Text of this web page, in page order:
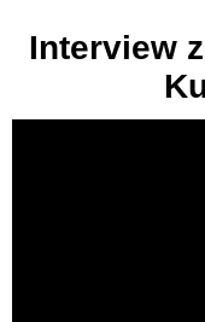
Interview